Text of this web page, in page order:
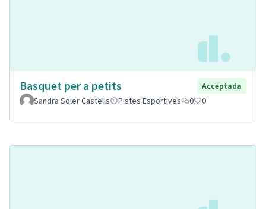
Basquet per a petits
Acceptada
Sandra Soler Castells
Pistes Esportives 0 0